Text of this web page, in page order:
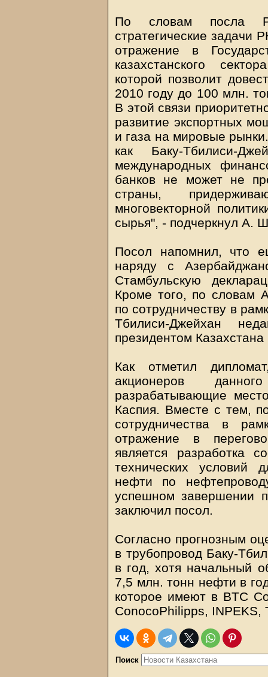
По словам посла
стратегические задачи
отражение в
казахстанского
которой позволит
2010 году до 100 млн.
В этой связи
развитие экспортных
и газа на мировые
как Баку-Тбилиси-
международных
банков не может не
страны,
многовекторной
сырья", - подчеркнул А.
Посол напомнил, что
наряду с
Стамбульскую
Кроме того, по словам
по сотрудничеству в
Тбилиси-Джейхан
президентом
Как отметил
акционеров
разрабатывающие
Каспия. Вместе с тем,
сотрудничества в
отражение в
является разработка
технических условий
нефти по
успешном завершении
заключил посол.
Согласно прогнозным
в трубопровод Баку-
в год, хотя начальный
7,5 млн. тонн нефти в
которое имеют в BTC
ConocoPhilipps, INPEKS,
Поиск